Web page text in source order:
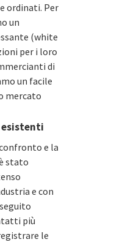
ordinati. Per
un
(white
per i loro
di
un facile
mercato
e la
stato
e con
più
le